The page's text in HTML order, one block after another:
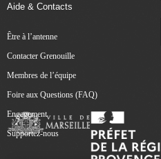
Aide & Contacts
Être à l’antenne
Contacter Grenouille
Membres de l’équipe
Foire aux Questions (FAQ)
Engagement
Supportez-nous